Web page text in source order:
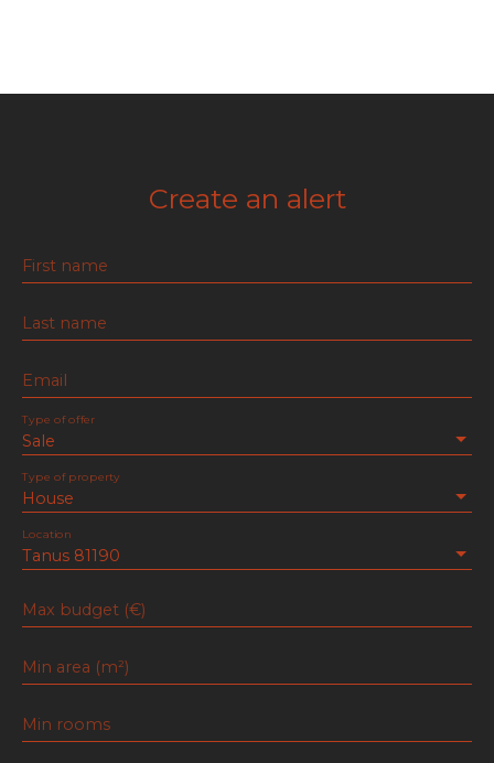
Create an alert
First name
Last name
Email
Sale
Type of offer
House
Type of property
Tanus 81190
Location
Max budget (€)
Min area (m²)
Min rooms